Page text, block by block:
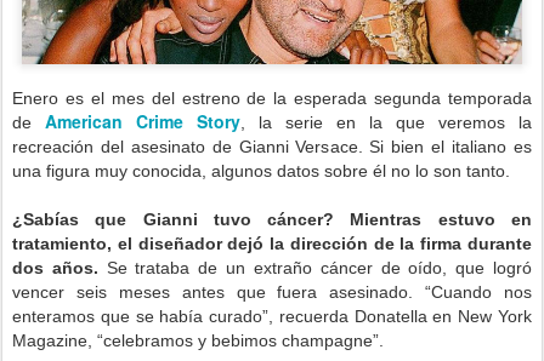
Enero es el mes del estreno de la esperada segunda temporada
de American Crime Story , la serie en la que veremos la
recreación del asesinato de Gianni Versace. Si bien el italiano es
una figura muy conocida, algunos datos sobre él no lo son tanto.
¿Sabías que Gianni tuvo cáncer? Mientras estuvo en
tratamiento, el diseñador dejó la dirección de la firma durante
dos años. Se trataba de un extraño cáncer de oído, que logró
vencer seis meses antes que fuera asesinado. “Cuando nos
enteramos que se había curado”, recuerda Donatella en New York
Magazine, “celebramos y bebimos champagne”.